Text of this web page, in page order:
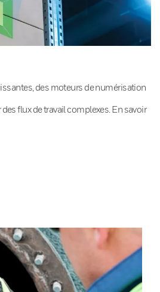
des moteurs de numérisation
flux de travail complexes. En savoir